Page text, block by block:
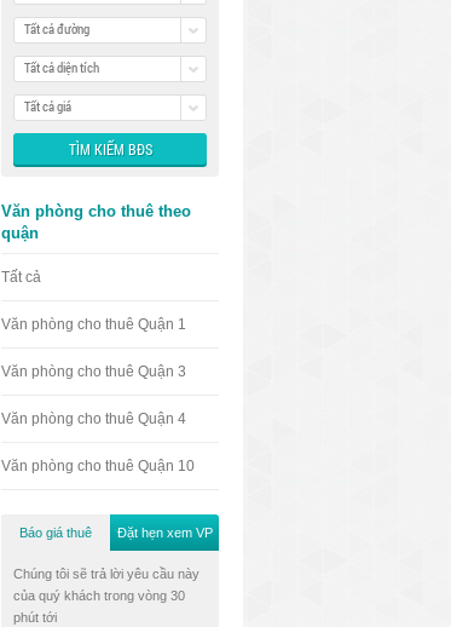
Tất cả đường
Tất cả diện tích
Tất cả giá
Văn phòng cho thuê theo
quận
Tất cả
Văn phòng cho thuê Quận 1
Văn phòng cho thuê Quận 3
Văn phòng cho thuê Quận 4
Văn phòng cho thuê Quận 10
Báo giá thuê Đặt hẹn xem VP
Chúng tôi sẽ trả lời yêu cầu này
của quý khách trong vòng 30
phút tới